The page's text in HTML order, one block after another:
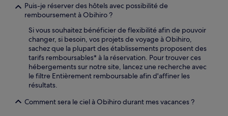
Puis-je réserver des hôtels avec possibilité de
remboursement à Obihiro ?
Si vous souhaitez bénéficier de flexibilité afin de pouvoir
changer, si besoin, vos projets de voyage à Obihiro,
sachez que la plupart des établissements proposent des
tarifs remboursables* à la réservation. Pour trouver ces
hébergements sur notre site, lancez une recherche avec
le filtre Entièrement remboursable afin d'affiner les
résultats.
Comment sera le ciel à Obihiro durant mes vacances ?